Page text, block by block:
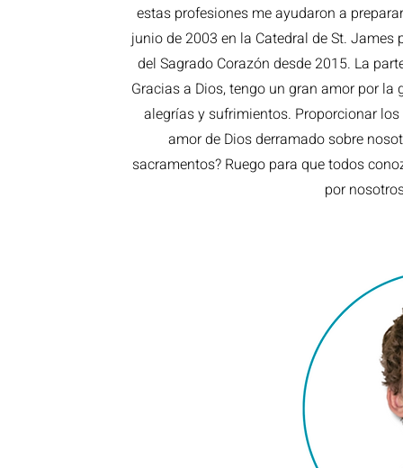
estas profesiones me ayudaron a
junio de 2003 en la Catedral de St.
del Sagrado Corazón desde 2015. La
Gracias a Dios, tengo un gran amor por
alegrías y sufrimientos. Proporcionar
amor de Dios derramado sobre
sacramentos? Ruego para que todos
por